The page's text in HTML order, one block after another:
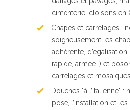
cimenterie, cloisons en
Chapes et carrelages :
soigneusement les
adhérente,
rapide, armée…) et
carrelages et mosaïques.
Douches "à l’italienne" :
pose, l’installation et